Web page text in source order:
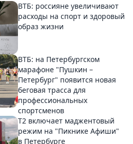
ВТБ: россияне увеличивают
расходы на спорт и здоровый
образ жизни
ВТБ: на Петербургском
марафоне "Пушкин –
Петербург" появится новая
беговая трасса для
профессиональных
спортсменов
Т2 включает маджентовый
режим на "Пикнике Афиши"
в Петербурге